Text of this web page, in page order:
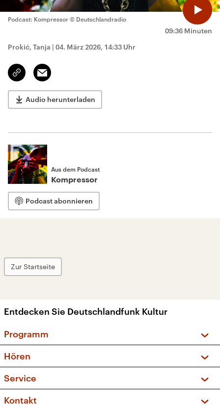
09:36 Minuten
Podcast: Kompressor © Deutschlandradio
Prokić, Tanja | 04. März 2026, 14:33 Uhr
Link
kopieren/teilen
Email
Audio herunterladen
Aus dem Podcast
Kompressor
Podcast abonnieren
Zur Startseite
Entdecken Sie Deutschlandfunk Kultur
Programm
Sendungen und Podcasts
Musikliste
Kakadu – Das Kinderprogramm
Hören
Frequenzen (UKW + DAB+)
Service
FAQ
Kontakt